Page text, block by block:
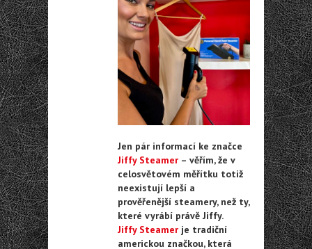
Jen pár informací ke značce
Jiffy Steamer – věřím, že v
celosvětovém měřítku totiž
neexistují lepší a
prověřenější steamery, než ty,
které vyrábí právě Jiffy.
Jiffy Steamer je tradiční
americkou značkou, která